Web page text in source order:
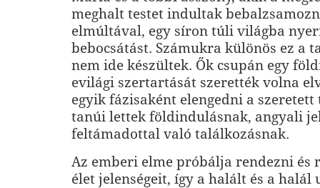
meghalt testet indultak
elmúltával, egy síron túli világba
bebocsátást. Számukra különös ez a
nem ide készültek. Ők csupán egy
evilági szertartását szerették volna
egyik fázisaként elengedni a szeretett
tanúi lettek földindulásnak, angyali
feltámadottal való találkozásnak.
Az emberi elme próbálja rendezni és
élet jelenségeit, így a halált és a halál